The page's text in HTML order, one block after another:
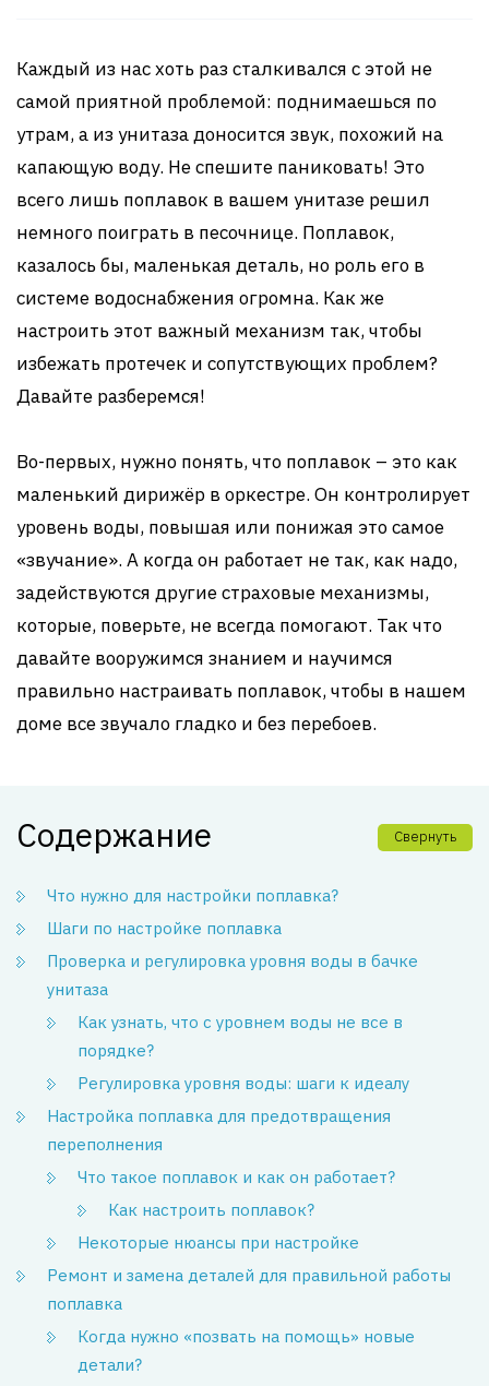
Каждый из нас хоть раз сталкивался с этой не
самой приятной проблемой: поднимаешься по
утрам, а из унитаза доносится звук, похожий на
капающую воду. Не спешите паниковать! Это
всего лишь поплавок в вашем унитазе решил
немного поиграть в песочнице. Поплавок,
казалось бы, маленькая деталь, но роль его в
системе водоснабжения огромна. Как же
настроить этот важный механизм так, чтобы
избежать протечек и сопутствующих проблем?
Давайте разберемся!
Во-первых, нужно понять, что поплавок – это как
маленький дирижёр в оркестре. Он контролирует
уровень воды, повышая или понижая это самое
«звучание». А когда он работает не так, как надо,
задействуются другие страховые механизмы,
которые, поверьте, не всегда помогают. Так что
давайте вооружимся знанием и научимся
правильно настраивать поплавок, чтобы в нашем
доме все звучало гладко и без перебоев.
Содержание Свернуть
Что нужно для настройки поплавка?
Шаги по настройке поплавка
Проверка и регулировка уровня воды в бачке
унитаза
Как узнать, что с уровнем воды не все в
порядке?
Регулировка уровня воды: шаги к идеалу
Настройка поплавка для предотвращения
переполнения
Что такое поплавок и как он работает?
Как настроить поплавок?
Некоторые нюансы при настройке
Ремонт и замена деталей для правильной работы
поплавка
Когда нужно «позвать на помощь» новые
детали?